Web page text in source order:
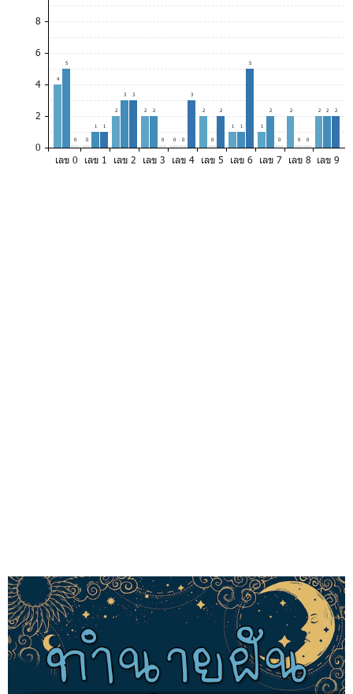
8
6
4
2
0
4
5
0 0
1 1
2
3 3
2 2
0 0 0
3
2
0
2
1 1
5
1
2
0
2
0 0
2 2 2
เลข 0 เลข 1 เลข 2 เลข 3 เลข 4 เลข 5 เลข 6 เลข 7 เลข 8 เลข 9